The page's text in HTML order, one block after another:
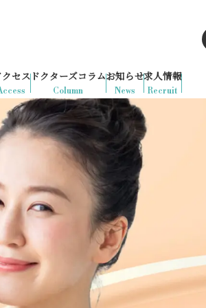
セス
Column
ドクターズコラム
News
お知らせ
Recruit
求人情報